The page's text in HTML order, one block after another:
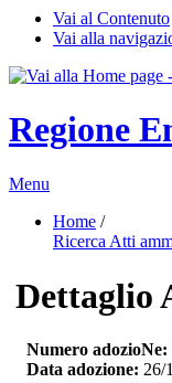
Vai al Contenuto
Vai alla
Regione
Menu
Home /
Ricerca Atti
Dettaglio
Numero adozioNe:
Data adozione: 26/